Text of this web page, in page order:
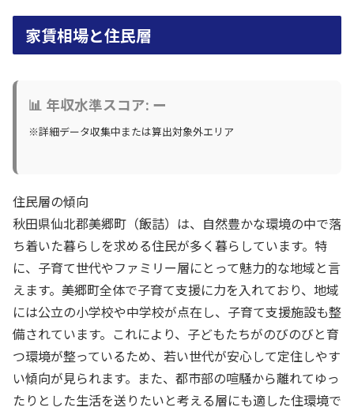
家賃相場と住民層
📊 年収水準スコア: ー
※詳細データ収集中または算出対象外エリア
住民層の傾向
秋田県仙北郡美郷町（飯詰）は、自然豊かな環境の中で落
ち着いた暮らしを求める住民が多く暮らしています。特
に、子育て世代やファミリー層にとって魅力的な地域と言
えます。美郷町全体で子育て支援に力を入れており、地域
には公立の小学校や中学校が点在し、子育て支援施設も整
備されています。これにより、子どもたちがのびのびと育
つ環境が整っているため、若い世代が安心して定住しやす
い傾向が見られます。また、都市部の喧騒から離れてゆっ
たりとした生活を送りたいと考える層にも適した住環境で